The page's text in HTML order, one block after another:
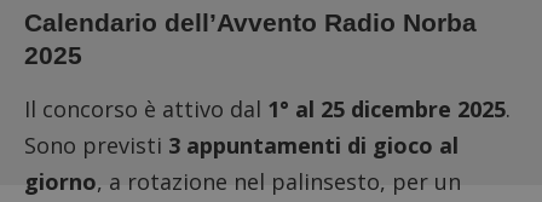
Calendario dell’Avvento Radio Norba
2025
Il concorso è attivo dal 1° al 25 dicembre 2025.
Sono previsti 3 appuntamenti di gioco al
giorno, a rotazione nel palinsesto, per un